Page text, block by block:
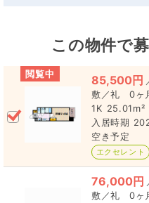
この物件で
85,500円
0ヶ
1K 25.01m²
空き予定
エクセレント
閲覧中
76,000円
0ヶ